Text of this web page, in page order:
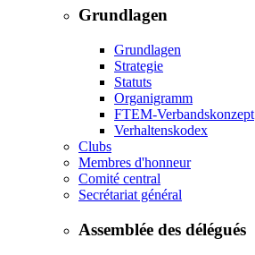
Grundlagen
Grundlagen
Strategie
Statuts
Organigramm
FTEM-Verbandskonzept
Verhaltenskodex
Clubs
Membres d'honneur
Comité central
Secrétariat général
Assemblée des délégués